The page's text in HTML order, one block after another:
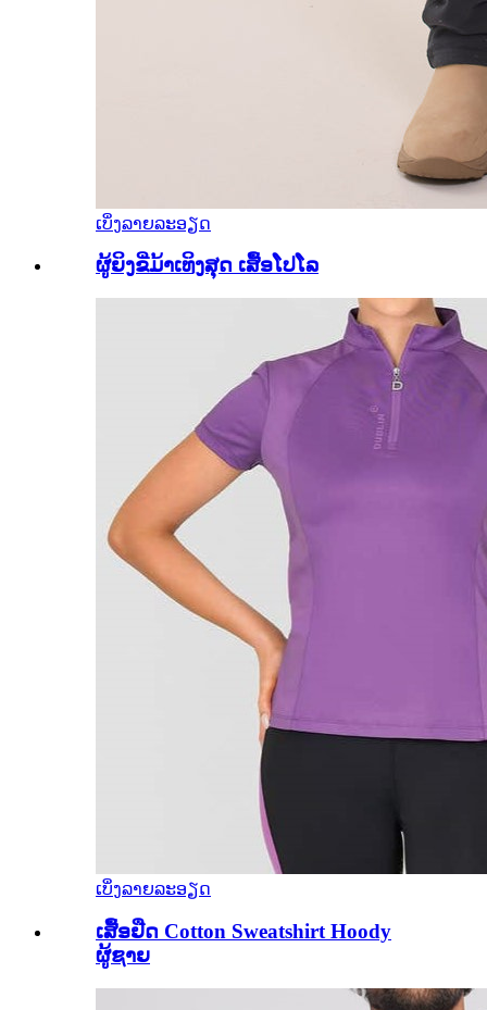
ເບິ່ງລາຍລະອຽດ
ຜູ້ຍິງຂີ່ມ້າເທິງສຸດ ເສື້ອໂປໂລ
ເບິ່ງລາຍລະອຽດ
ເສື້ອຢືດ Cotton Sweatshirt Hoody
ຜູ້ຊາຍ